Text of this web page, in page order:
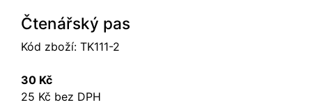
Čtenářský pas
Kód zboží: TK111-2
30 Kč
25 Kč bez DPH